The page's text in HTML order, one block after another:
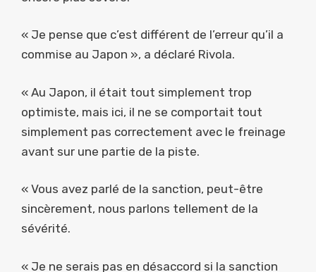
« Je pense que c’est différent de l’erreur qu’il a
commise au Japon », a déclaré Rivola.
« Au Japon, il était tout simplement trop
optimiste, mais ici, il ne se comportait tout
simplement pas correctement avec le freinage
avant sur une partie de la piste.
« Vous avez parlé de la sanction, peut-être
sincèrement, nous parlons tellement de la
sévérité.
« Je ne serais pas en désaccord si la sanction